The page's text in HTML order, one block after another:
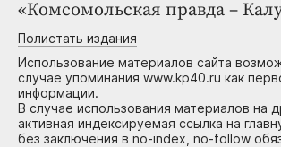
«Комсомольская правда –
Полистать издания
Использование материалов сайта
случае упоминания www.kp40.ru как
информации.
В случае использования материалов на
активная индексируемая ссылка на
без заключения в no-index, no-follow